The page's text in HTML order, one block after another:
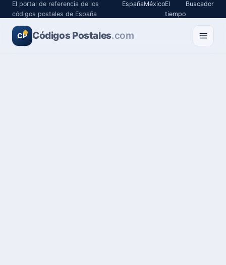
El portal de referencia de los
códigos postales de España
EspañaMéxicoEl
tiempo
Buscador
CP Códigos Postales.com